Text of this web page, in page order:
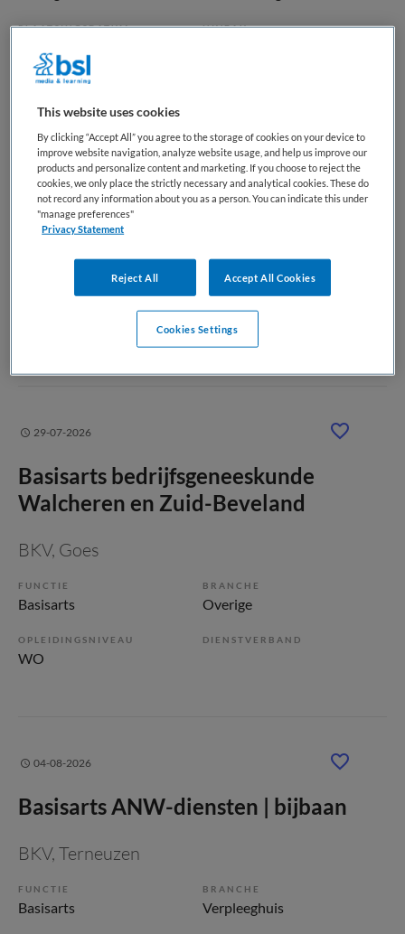
PLAATSINGSDATUM NIVEAU
ERVARING
Vacature niet beschikbaar
Deze vacature Arts medische arrestantenzorg bij Arts en
Zorg Groep is niet meer actueel. Hieronder staan enkele
vergelijkbare vacatures die voor u wellicht interessant zijn.
Gerelateerde vacatures op Medische
banenbank | Werk(t) in zorg en welzijn
29-07-2026
Basisarts bedrijfsgeneeskunde
Walcheren en Zuid-Beveland
BKV, Goes
FUNCTIE
Basisarts
BRANCHE
Overige
OPLEIDINGSNIVEAU
WO
DIENSTVERBAND
04-08-2026
Basisarts ANW-diensten | bijbaan
BKV, Terneuzen
FUNCTIE
Basisarts
BRANCHE
Verpleeghuis
This website uses cookies
By clicking “Accept All” you agree to the storage of cookies on your device to
improve website navigation, analyze website usage, and help us improve our
products and personalize content and marketing. If you choose to reject the
cookies, we only place the strictly necessary and analytical cookies. These do
not record any information about you as a person. You can indicate this under
"manage preferences"
Privacy Statement
Reject All Accept All Cookies
Cookies Settings